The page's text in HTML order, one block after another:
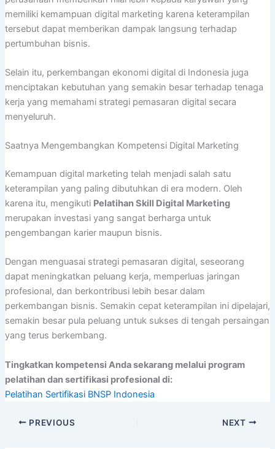
memiliki kemampuan digital marketing karena keterampilan
tersebut dapat memberikan dampak langsung terhadap
pertumbuhan bisnis.
Selain itu, perkembangan ekonomi digital di Indonesia juga
menciptakan kebutuhan yang semakin besar terhadap tenaga
kerja yang memahami strategi pemasaran digital secara
menyeluruh.
Saatnya Mengembangkan Kompetensi Digital Marketing
Kemampuan digital marketing telah menjadi salah satu
keterampilan yang paling dibutuhkan di era modern. Oleh
karena itu, mengikuti Pelatihan Skill Digital Marketing
merupakan investasi yang sangat berharga untuk
pengembangan karier maupun bisnis.
Dengan menguasai strategi pemasaran digital, seseorang
dapat meningkatkan peluang kerja, memperluas jaringan
profesional, dan berkontribusi lebih besar dalam
perkembangan bisnis. Semakin cepat keterampilan ini dipelajari,
semakin besar pula peluang untuk sukses di tengah persaingan
yang terus berkembang.
Tingkatkan kompetensi Anda sekarang melalui program
pelatihan dan sertifikasi profesional di:
Pelatihan Sertifikasi BNSP Indonesia
PREVIOUS NEXT